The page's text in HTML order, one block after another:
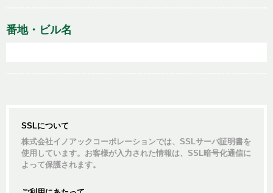
番地・ビル名
SSLについて
株式会社イノアックコーポレーションでは、SSLサーバ証明書を
使用しています。お客様が入力された情報は、SSL暗号化通信に
よって保護されます。